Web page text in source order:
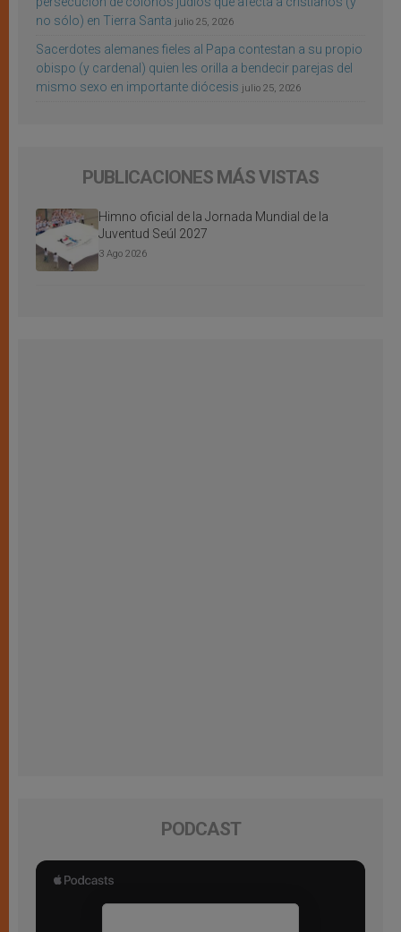
no sólo) en Tierra Santa julio 25, 2026
Sacerdotes alemanes fieles al Papa contestan a su propio
obispo (y cardenal) quien les orilla a bendecir parejas del
mismo sexo en importante diócesis julio 25, 2026
PUBLICACIONES MÁS VISTAS
Himno oficial de la Jornada Mundial de la
Juventud Seúl 2027
3 Ago 2026
PODCAST